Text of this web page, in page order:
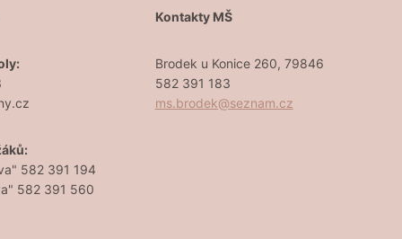
582 391 194
582 391 560
Kontakty MŠ
Brodek u Konice 260, 79846
582 391 183
ms.brodek@seznam.cz